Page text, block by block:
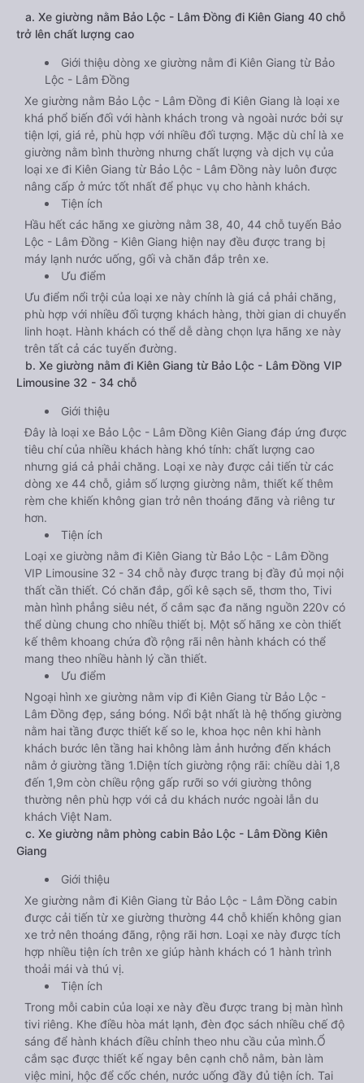
a. Xe giường nằm Bảo Lộc - Lâm Đồng đi Kiên Giang 40 chỗ
trở lên chất lượng cao
Giới thiệu dòng xe giường nằm đi Kiên Giang từ Bảo
Lộc - Lâm Đồng
Xe giường nằm Bảo Lộc - Lâm Đồng đi Kiên Giang là loại xe
khá phổ biến đối với hành khách trong và ngoài nước bởi sự
tiện lợi, giá rẻ, phù hợp với nhiều đối tượng. Mặc dù chỉ là xe
giường nằm bình thường nhưng chất lượng và dịch vụ của
loại xe đi Kiên Giang từ Bảo Lộc - Lâm Đồng này luôn được
nâng cấp ở mức tốt nhất để phục vụ cho hành khách.
Tiện ích
Hầu hết các hãng xe giường nằm 38, 40, 44 chỗ tuyến Bảo
Lộc - Lâm Đồng - Kiên Giang hiện nay đều được trang bị
máy lạnh nước uống, gối và chăn đắp trên xe.
Ưu điểm
Ưu điểm nổi trội của loại xe này chính là giá cả phải chăng,
phù hợp với nhiều đối tượng khách hàng, thời gian di chuyển
linh hoạt. Hành khách có thể dễ dàng chọn lựa hãng xe này
trên tất cả các tuyến đường.
b. Xe giường nằm đi Kiên Giang từ Bảo Lộc - Lâm Đồng VIP
Limousine 32 - 34 chỗ
Giới thiệu
Đây là loại xe Bảo Lộc - Lâm Đồng Kiên Giang đáp ứng được
tiêu chí của nhiều khách hàng khó tính: chất lượng cao
nhưng giá cả phải chăng. Loại xe này được cải tiến từ các
dòng xe 44 chỗ, giảm số lượng giường nằm, thiết kế thêm
rèm che khiến không gian trở nên thoáng đãng và riêng tư
hơn.
Tiện ích
Loại xe giường nằm đi Kiên Giang từ Bảo Lộc - Lâm Đồng
VIP Limousine 32 - 34 chỗ này được trang bị đầy đủ mọi nội
thất cần thiết. Có chăn đắp, gối kê sạch sẽ, thơm tho, Tivi
màn hình phẳng siêu nét, ổ cắm sạc đa năng nguồn 220v có
thể dùng chung cho nhiều thiết bị. Một số hãng xe còn thiết
kế thêm khoang chứa đồ rộng rãi nên hành khách có thể
mang theo nhiều hành lý cần thiết.
Ưu điểm
Ngoại hình xe giường nằm vip đi Kiên Giang từ Bảo Lộc -
Lâm Đồng đẹp, sáng bóng. Nổi bật nhất là hệ thống giường
nằm hai tầng được thiết kế so le, khoa học nên khi hành
khách bước lên tầng hai không làm ảnh hưởng đến khách
nằm ở giường tầng 1.Diện tích giường rộng rãi: chiều dài 1,8
đến 1,9m còn chiều rộng gấp rưỡi so với giường thông
thường nên phù hợp với cả du khách nước ngoài lẫn du
khách Việt Nam.
c. Xe giường nằm phòng cabin Bảo Lộc - Lâm Đồng Kiên
Giang
Giới thiệu
Xe giường nằm đi Kiên Giang từ Bảo Lộc - Lâm Đồng cabin
được cải tiến từ xe giường thường 44 chỗ khiến không gian
xe trở nên thoáng đãng, rộng rãi hơn. Loại xe này được tích
hợp nhiều tiện ích trên xe giúp hành khách có 1 hành trình
thoải mái và thú vị.
Tiện ích
Trong mỗi cabin của loại xe này đều được trang bị màn hình
tivi riêng. Khe điều hòa mát lạnh, đèn đọc sách nhiều chế độ
sáng để hành khách điều chỉnh theo nhu cầu của mình.Ổ
cắm sạc được thiết kế ngay bên cạnh chỗ nằm, bàn làm
việc mini, hộc để cốc chén, nước uống đầy đủ tiện ích. Tai